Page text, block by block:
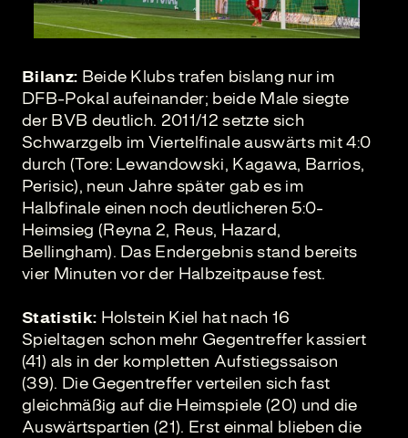
Bilanz: Beide Klubs trafen bislang nur im
DFB-Pokal aufeinander; beide Male siegte
der BVB deutlich. 2011/12 setzte sich
Schwarzgelb im Viertelfinale auswärts mit 4:0
durch (Tore: Lewandowski, Kagawa, Barrios,
Perisic), neun Jahre später gab es im
Halbfinale einen noch deutlicheren 5:0-
Heimsieg (Reyna 2, Reus, Hazard,
Bellingham). Das Endergebnis stand bereits
vier Minuten vor der Halbzeitpause fest.
Statistik: Holstein Kiel hat nach 16
Spieltagen schon mehr Gegentreffer kassiert
(41) als in der kompletten Aufstiegssaison
(39). Die Gegentreffer verteilen sich fast
gleichmäßig auf die Heimspiele (20) und die
Auswärtspartien (21). Erst einmal blieben die